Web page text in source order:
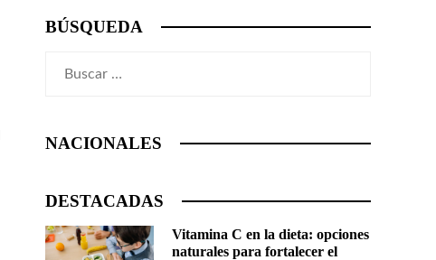
BÚSQUEDA
NACIONALES
DESTACADAS
Vitamina C en la dieta: opciones
naturales para fortalecer el